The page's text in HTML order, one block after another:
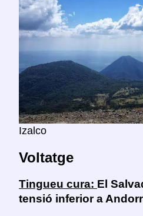
Izalco
Voltatge
Tingueu cura: El
tensió inferior a